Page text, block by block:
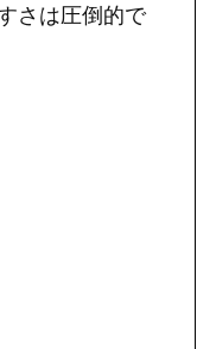
さは圧倒的で